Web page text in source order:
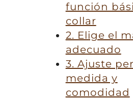
función
collar
2. Elige el
adecuado
3. Ajuste
medida y
comodidad